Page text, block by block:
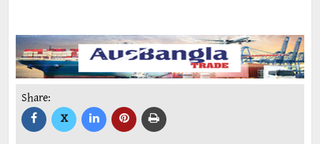
Share:
X